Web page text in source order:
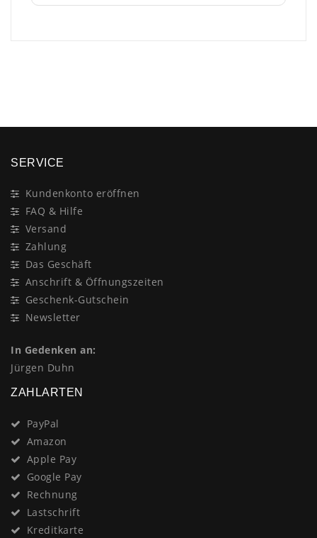
SERVICE
Kundenkonto eröffnen
FAQ & Hilfe
Versand
Zahlung
Das Geschäft
Anschrift & Öffnungszeiten
Geschenk-Gutschein
Newsletter
In Gedenken an:
Jürgen Duhn
ZAHLARTEN
PayPal
Amazon
Apple Pay
Google Pay
Rechnung
Lastschrift
Kreditkarte